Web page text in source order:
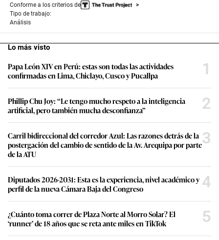
Conforme a los criterios de
Tipo de trabajo:
Análisis
Lo más visto
Papa León XIV en Perú: estas son todas las actividades
confirmadas en Lima, Chiclayo, Cusco y Pucallpa
1
Phillip Chu Joy: “Le tengo mucho respeto a la inteligencia
artificial, pero también mucha desconfianza”
2
Carril bidireccional del corredor Azul: Las razones detrás de la
postergación del cambio de sentido de la Av. Arequipa por parte
de la ATU
3
Diputados 2026-2031: Esta es la experiencia, nivel académico y
perfil de la nueva Cámara Baja del Congreso
4
¿Cuánto toma correr de Plaza Norte al Morro Solar? El
‘runner’ de 18 años que se reta ante miles en TikTok
5